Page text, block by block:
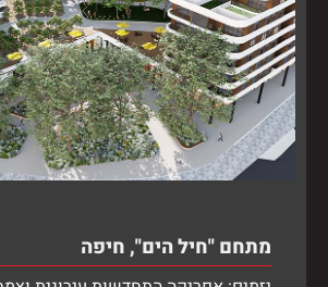
מתחם "חיל הים", חיפה